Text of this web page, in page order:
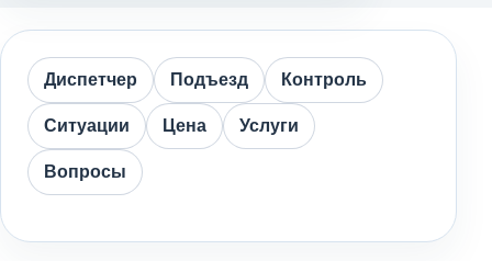
Диспетчер Подъезд Контроль
Ситуации Цена Услуги
Вопросы